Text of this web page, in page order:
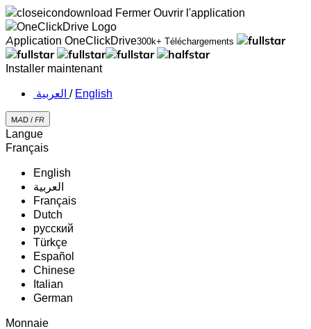
Fermer Ouvrir l'application
Application OneClickDrive300k+ Téléchargements
Installer maintenant
‏العربية ‏ / English
MAD / FR
Langue
Français
English
‏العربية‏
Français
Dutch
русский
Türkçe
Español
Chinese
Italian
German
Monnaie